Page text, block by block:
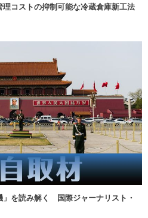
理コストの抑制可能な冷蔵倉庫新工法
」を読み解く 国際ジャーナリスト・